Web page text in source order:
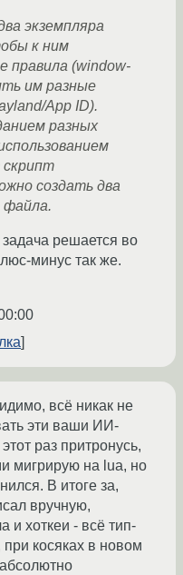
экземпляра
к ним
правила (window-
им разные
App ID).
разных
скрипт
создать два
файла.
решается во
минус так же.
всё никак не
эти ваши ИИ-
раз притронусь,
мигрирую на lua, но
В итоге за,
вручную,
и хоткеи - всё тип-
при косяках в новом